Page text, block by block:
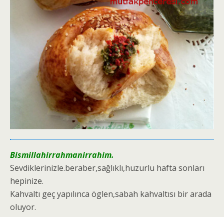
Bismillahirrahmanirrahim.
Sevdiklerinizle.beraber,sağlıklı,huzurlu hafta sonları
hepinize.
Kahvaltı geç yapılınca öglen,sabah kahvaltısı bir arada
oluyor.